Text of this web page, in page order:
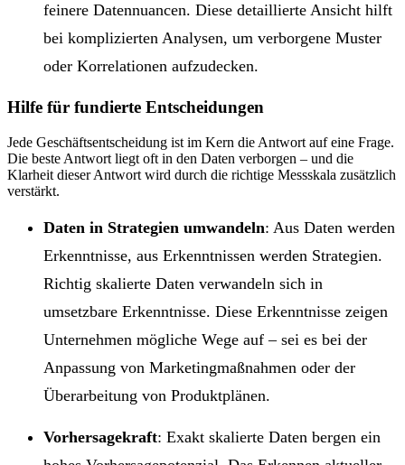
feinere Datennuancen. Diese detaillierte Ansicht hilft
bei komplizierten Analysen, um verborgene Muster
oder Korrelationen aufzudecken.
Hilfe für fundierte Entscheidungen
Jede Geschäftsentscheidung ist im Kern die Antwort auf eine Frage.
Die beste Antwort liegt oft in den Daten verborgen – und die
Klarheit dieser Antwort wird durch die richtige Messskala zusätzlich
verstärkt.
Daten in Strategien umwandeln: Aus Daten werden
Erkenntnisse, aus Erkenntnissen werden Strategien.
Richtig skalierte Daten verwandeln sich in
umsetzbare Erkenntnisse. Diese Erkenntnisse zeigen
Unternehmen mögliche Wege auf – sei es bei der
Anpassung von Marketingmaßnahmen oder der
Überarbeitung von Produktplänen.
Vorhersagekraft: Exakt skalierte Daten bergen ein